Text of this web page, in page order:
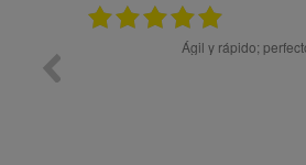
Ágil y rápido; perfecto